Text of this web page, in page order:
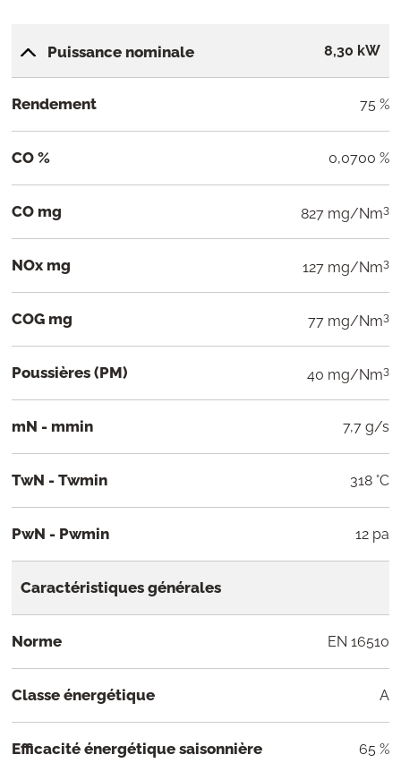
Puissance nominale 8,30 kW
Rendement 75 %
CO % 0,0700 %
CO mg 827 mg/Nm3
NOx mg 127 mg/Nm3
COG mg 77 mg/Nm3
Poussières (PM) 40 mg/Nm3
mN - mmin 7,7 g/s
TwN - Twmin 318 °C
PwN - Pwmin 12 pa
Caractéristiques générales
Norme EN 16510
Classe énergétique A
Efficacité énergétique saisonnière 65 %